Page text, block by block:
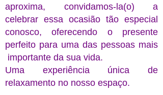
aproxima, convidamos-la(o) a
celebrar essa ocasião tão especial
conosco, oferecendo o presente
perfeito para uma das pessoas mais
importante da sua vida.
Uma experiência única de
relaxamento no nosso espaço.